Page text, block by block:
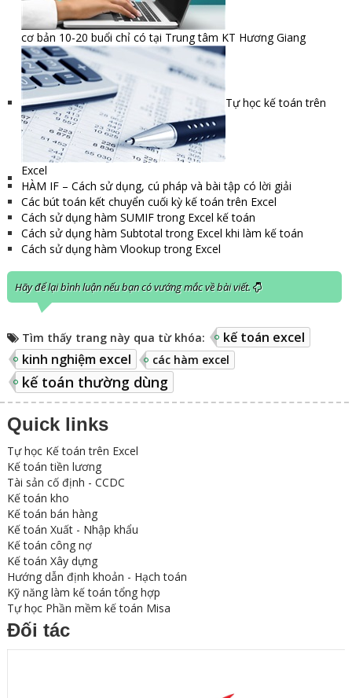
cơ bản 10-20 buổi chỉ có tại Trung tâm KT Hương Giang
Tự học kế toán trên
Excel
HÀM IF – Cách sử dụng, cú pháp và bài tập có lời giải
Các bút toán kết chuyển cuối kỳ kế toán trên Excel
Cách sử dụng hàm SUMIF trong Excel kế toán
Cách sử dụng hàm Subtotal trong Excel khi làm kế toán
Cách sử dụng hàm Vlookup trong Excel
Hãy để lại bình luận nếu bạn có vướng mắc về bài viết.
Tìm thấy trang này qua từ khóa:
kế toán excel
kinh nghiệm excel
các hàm excel
kế toán thường dùng
Quick links
Tự học Kế toán trên Excel
Kế toán tiền lương
Tài sản cố định - CCDC
Kế toán kho
Kế toán bán hàng
Kế toán Xuất - Nhập khẩu
Kế toán công nợ
Kế toán Xây dựng
Hướng dẫn định khoản - Hạch toán
Kỹ năng làm kế toán tổng hợp
Tự học Phần mềm kế toán Misa
Đối tác